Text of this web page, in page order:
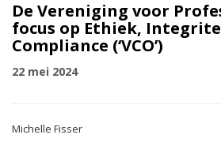
De Vereniging voor
focus op Ethiek,
Compliance (‘VCO’)
22 mei 2024
Michelle Fisser